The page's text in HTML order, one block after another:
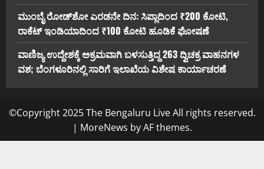
ಮುಂಬೈ ರೋಡ್‌ಶೋ ಎರಡನೇ ದಿನ: ಸಿಪ್ಲಾದಿಂದ ₹200 ಕೋಟಿ,
ರಾಕೆಟ್ ಇಂಡಿಯಾದಿಂದ ₹100 ಕೋಟಿ ಹೂಡಿಕೆ ಘೋಷಣೆ
ವಾಣಿಜ್ಯ ಉದ್ದೇಶಕ್ಕೆ ಅಕ್ರಮವಾಗಿ ಬಳಸುತ್ತಿದ್ದ 263 ದ್ವಿಚಕ್ರ ವಾಹನಗಳ
ವಶ; ಬೆಂಗಳೂರಿನಲ್ಲಿ ಸಾರಿಗೆ ಇಲಾಖೆಯ ವಿಶೇಷ ಕಾರ್ಯಾಚರಣೆ
©Copyright 2025 The Bengaluru Live All rights reserved.
| MoreNews by AF themes.